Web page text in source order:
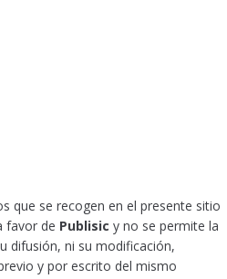
que se recogen en el presente sitio
favor de Publisic y no se permite la
difusión, ni su modificación,
y por escrito del mismo